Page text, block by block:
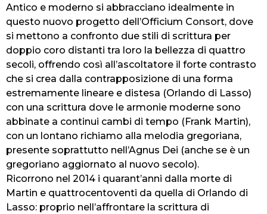
Antico e moderno si abbracciano idealmente in
questo nuovo progetto dell’Officium Consort, dove
si mettono a confronto due stili di scrittura per
doppio coro distanti tra loro la bellezza di quattro
secoli, offrendo così all’ascoltatore il forte contrasto
che si crea dalla contrapposizione di una forma
estremamente lineare e distesa (Orlando di Lasso)
con una scrittura dove le armonie moderne sono
abbinate a continui cambi di tempo (Frank Martin),
con un lontano richiamo alla melodia gregoriana,
presente soprattutto nell’Agnus Dei (anche se è un
gregoriano aggiornato al nuovo secolo).
Ricorrono nel 2014 i quarant’anni dalla morte di
Martin e quattrocentoventi da quella di Orlando di
Lasso: proprio nell’affrontare la scrittura di